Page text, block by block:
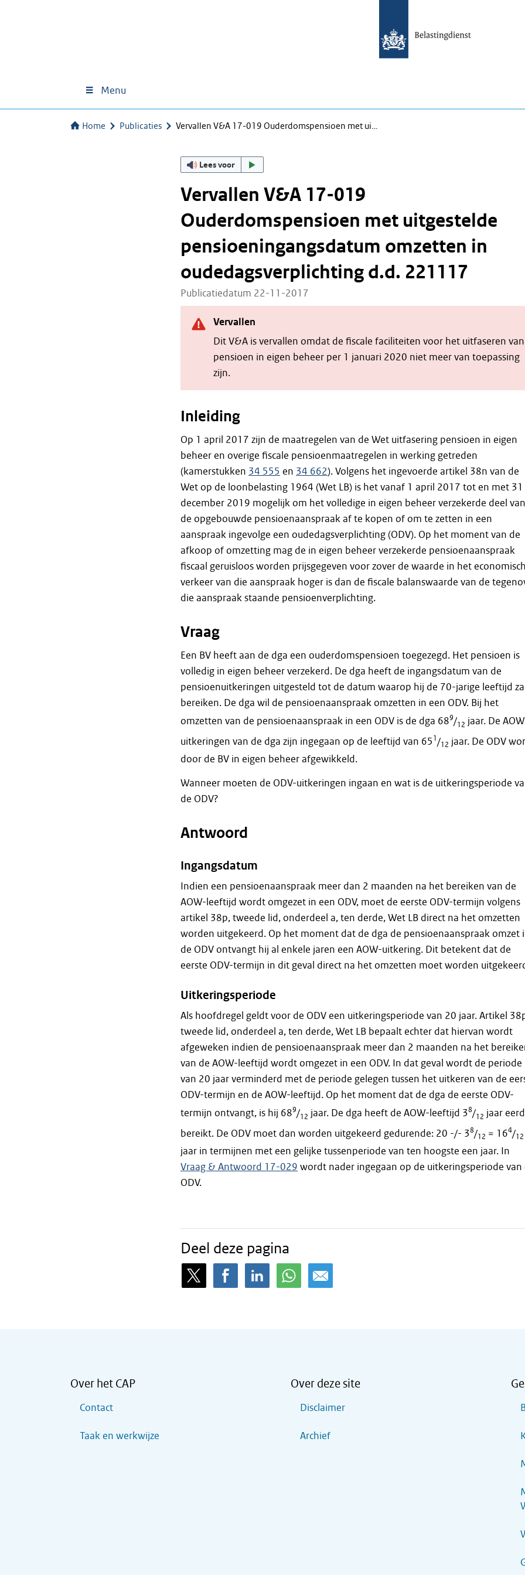
Menu
Home Publicaties Vervallen V&A 17-019 Ouderdomspensioen met ui…
Lees voor
Vervallen V&A 17-019
Ouderdomspensioen met uitgestelde
pensioeningangsdatum omzetten in
oudedagsverplichting d.d. 221117
Publicatiedatum 22-11-2017
Vervallen
Dit V&A is vervallen omdat de fiscale faciliteiten voor het uitfaseren van
pensioen in eigen beheer per 1 januari 2020 niet meer van toepassing
zijn.
Inleiding
Op 1 april 2017 zijn de maatregelen van de Wet uitfasering pensioen in eigen
beheer en overige fiscale pensioenmaatregelen in werking getreden
(kamerstukken 34 555 en 34 662). Volgens het ingevoerde artikel 38n van de
Wet op de loonbelasting 1964 (Wet LB) is het vanaf 1 april 2017 tot en met 31
december 2019 mogelijk om het volledige in eigen beheer verzekerde deel van
de opgebouwde pensioenaanspraak af te kopen of om te zetten in een
aanspraak ingevolge een oudedagsverplichting (ODV). Op het moment van de
afkoop of omzetting mag de in eigen beheer verzekerde pensioenaanspraak
fiscaal geruisloos worden prijsgegeven voor zover de waarde in het
verkeer van die aanspraak hoger is dan de fiscale balanswaarde van de
die aanspraak staande pensioenverplichting.
Vraag
Een BV heeft aan de dga een ouderdomspensioen toegezegd. Het pensioen is
volledig in eigen beheer verzekerd. De dga heeft de ingangsdatum van de
pensioenuitkeringen uitgesteld tot de datum waarop hij de 70-jarige leeftijd zal
bereiken. De dga wil de pensioenaanspraak omzetten in een ODV. Bij het
omzetten van de pensioenaanspraak in een ODV is de dga 689/12 jaar. De
uitkeringen van de dga zijn ingegaan op de leeftijd van 65 1/12 jaar. De ODV
door de BV in eigen beheer afgewikkeld.
Wanneer moeten de ODV-uitkeringen ingaan en wat is de uitkeringsperiode
de ODV?
Antwoord
Ingangsdatum
Indien een pensioenaanspraak meer dan 2 maanden na het bereiken van de
AOW-leeftijd wordt omgezet in een ODV, moet de eerste ODV-termijn volgens
artikel 38p, tweede lid, onderdeel a, ten derde, Wet LB direct na het omzetten
worden uitgekeerd. Op het moment dat de dga de pensioenaanspraak omzet
de ODV ontvangt hij al enkele jaren een AOW-uitkering. Dit betekent dat de
eerste ODV-termijn in dit geval direct na het omzetten moet worden
Uitkeringsperiode
Als hoofdregel geldt voor de ODV een uitkeringsperiode van 20 jaar. Artikel
tweede lid, onderdeel a, ten derde, Wet LB bepaalt echter dat hiervan wordt
afgeweken indien de pensioenaanspraak meer dan 2 maanden na het
van de AOW-leeftijd wordt omgezet in een ODV. In dat geval wordt de periode
van 20 jaar verminderd met de periode gelegen tussen het uitkeren van de
ODV-termijn en de AOW-leeftijd. Op het moment dat de dga de eerste ODV-
termijn ontvangt, is hij 689/12 jaar. De dga heeft de AOW-leeftijd 38/12 jaar
bereikt. De ODV moet dan worden uitgekeerd gedurende: 20 -/- 38/12 = 164/12
jaar in termijnen met een gelijke tussenperiode van ten hoogste een jaar. In
Vraag & Antwoord 17-029 wordt nader ingegaan op de uitkeringsperiode van
ODV.
Deel deze pagina
Over het CAP
Contact
Taak en werkwijze
Over deze site
Disclaimer
Archief